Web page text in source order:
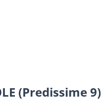
(Predissime 9)